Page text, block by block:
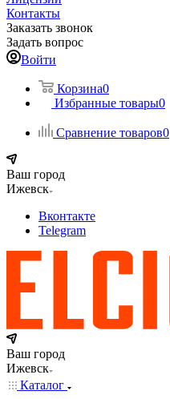
Контакты
Заказать звонок
Задать вопрос
Войти
Корзина0
Избранные товары0
Сравнение товаров0
Ваш город
Ижевск
Вконтакте
Telegram
Ваш город
Ижевск
Каталог